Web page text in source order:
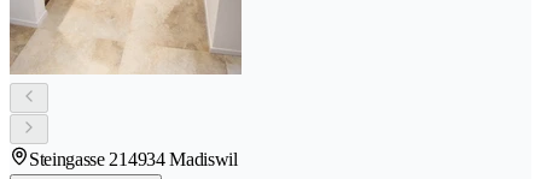
Steingasse 214934 Madiswil